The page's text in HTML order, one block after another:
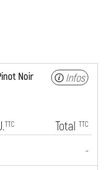
Noir Infos
TTC Total TTC
-